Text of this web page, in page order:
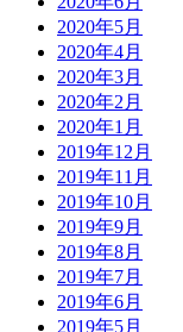
2020年5月
2020年4月
2020年3月
2020年2月
2020年1月
2019年12月
2019年11月
2019年10月
2019年9月
2019年8月
2019年7月
2019年6月
2019年5月